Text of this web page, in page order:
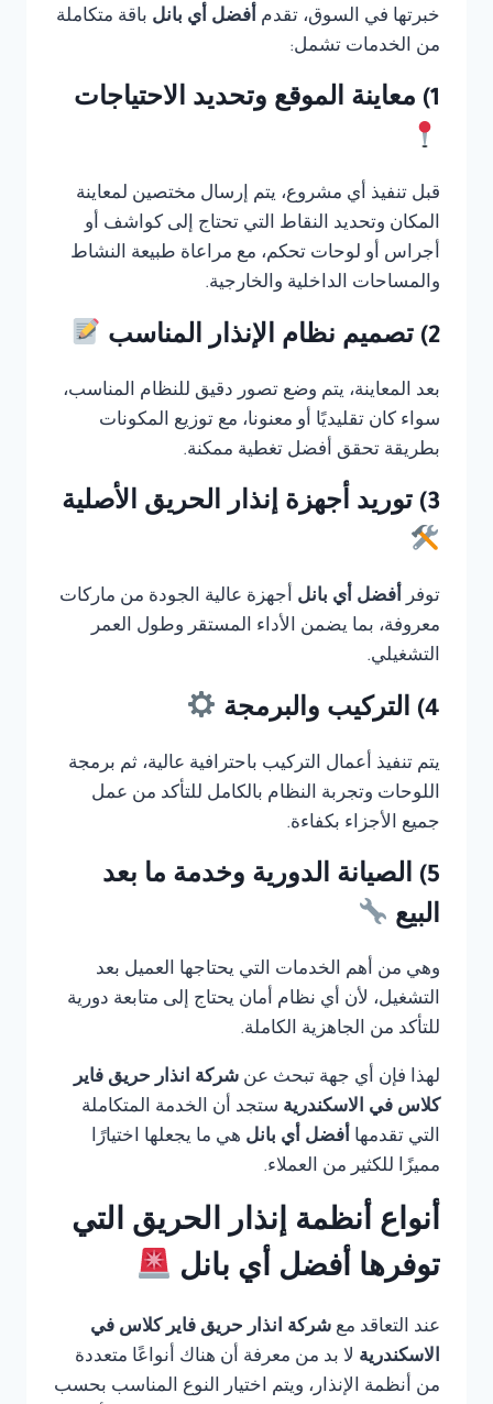
خبرتها في السوق، تقدم أفضل أي بانل باقة متكاملة
من الخدمات تشمل:
1) معاينة الموقع وتحديد الاحتياجات
قبل تنفيذ أي مشروع، يتم إرسال مختصين لمعاينة
المكان وتحديد النقاط التي تحتاج إلى كواشف أو
أجراس أو لوحات تحكم، مع مراعاة طبيعة النشاط
والمساحات الداخلية والخارجية.
2) تصميم نظام الإنذار المناسب
بعد المعاينة، يتم وضع تصور دقيق للنظام المناسب،
سواء كان تقليديًا أو معنونا، مع توزيع المكونات
بطريقة تحقق أفضل تغطية ممكنة.
3) توريد أجهزة إنذار الحريق الأصلية
توفر أفضل أي بانل أجهزة عالية الجودة من ماركات
معروفة، بما يضمن الأداء المستقر وطول العمر
التشغيلي.
4) التركيب والبرمجة
يتم تنفيذ أعمال التركيب باحترافية عالية، ثم برمجة
اللوحات وتجربة النظام بالكامل للتأكد من عمل
جميع الأجزاء بكفاءة.
5) الصيانة الدورية وخدمة ما بعد
البيع
وهي من أهم الخدمات التي يحتاجها العميل بعد
التشغيل، لأن أي نظام أمان يحتاج إلى متابعة دورية
للتأكد من الجاهزية الكاملة.
لهذا فإن أي جهة تبحث عن شركة انذار حريق فاير
كلاس في الاسكندرية ستجد أن الخدمة المتكاملة
التي تقدمها أفضل أي بانل هي ما يجعلها اختيارًا
مميزًا للكثير من العملاء.
أنواع أنظمة إنذار الحريق التي
توفرها أفضل أي بانل
عند التعاقد مع شركة انذار حريق فاير كلاس في
الاسكندرية لا بد من معرفة أن هناك أنواعًا متعددة
من أنظمة الإنذار، ويتم اختيار النوع المناسب بحسب